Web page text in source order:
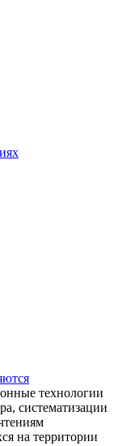
технологии
систематизации
на территории